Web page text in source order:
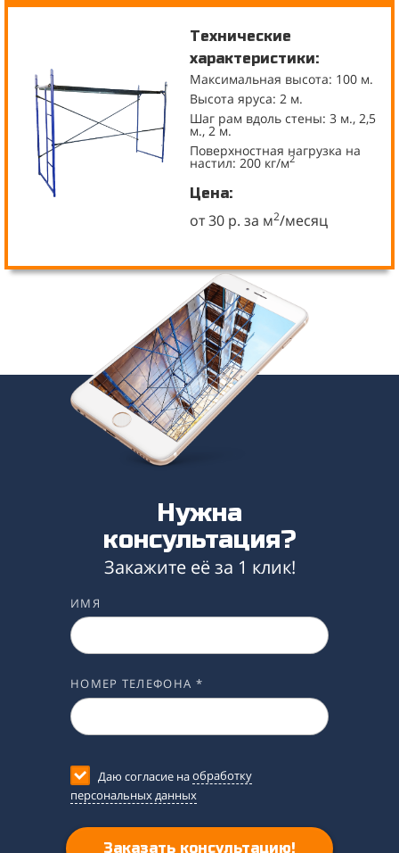
Технические
характеристики:
Максимальная высота: 100 м.
Высота яруса: 2 м.
Шаг рам вдоль стены: 3 м., 2,5
м., 2 м.
Поверхностная нагрузка на
настил: 200 кг/м2
Цена:
от 30 р. за м2/месяц
Нужна
консультация?
Закажите её за 1 клик!
ИМЯ
НОМЕР ТЕЛЕФОНА *
Даю согласие наобработку
персональных данных
Заказать консультацию!